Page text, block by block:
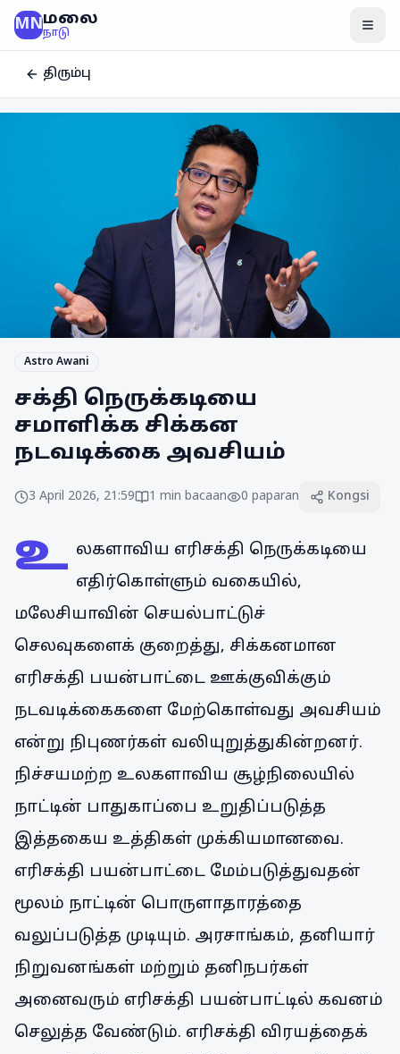
MNமலை
நாடு
திரும்பு
Astro Awani
சக்தி நெருக்கடியை
சமாளிக்க சிக்கன
நடவடிக்கை அவசியம்
3 April 2026, 21:59 1 min bacaan 0 paparan Kongsi
உ லகளாவிய எரிசக்தி நெருக்கடியை
எதிர்கொள்ளும் வகையில்,
மலேசியாவின் செயல்பாட்டுச்
செலவுகளைக் குறைத்து, சிக்கனமான
எரிசக்தி பயன்பாட்டை ஊக்குவிக்கும்
நடவடிக்கைகளை மேற்கொள்வது அவசியம்
என்று நிபுணர்கள் வலியுறுத்துகின்றனர்.
நிச்சயமற்ற உலகளாவிய சூழ்நிலையில்
நாட்டின் பாதுகாப்பை உறுதிப்படுத்த
இத்தகைய உத்திகள் முக்கியமானவை.
எரிசக்தி பயன்பாட்டை மேம்படுத்துவதன்
மூலம் நாட்டின் பொருளாதாரத்தை
வலுப்படுத்த முடியும். அரசாங்கம், தனியார்
நிறுவனங்கள் மற்றும் தனிநபர்கள்
அனைவரும் எரிசக்தி பயன்பாட்டில் கவனம்
செலுத்த வேண்டும். எரிசக்தி விரயத்தைக்